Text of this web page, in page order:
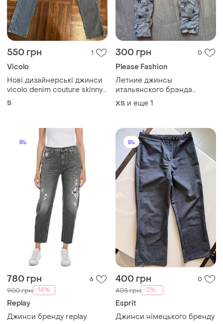
550 грн 1
Vicolo
Нові дизайнерські джинси
vicolo denim couture skinny
fit s 36 італія 🇮🇹
S
300 грн 0
Please Fashion
Летние джинсы
итальянского брэнда
please
XS и еще 1
780 грн 6
900 грн -14%
Replay
Джинси бренду replay
400 грн 0
405 грн -2%
Esprit
Джинси німецького бренду